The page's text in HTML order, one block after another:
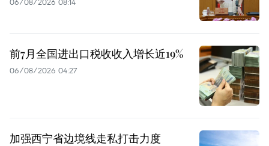
前7月全国进出口税收收入增长近19%
06/08/2026 04:27
加强西宁省边境线走私打击力度